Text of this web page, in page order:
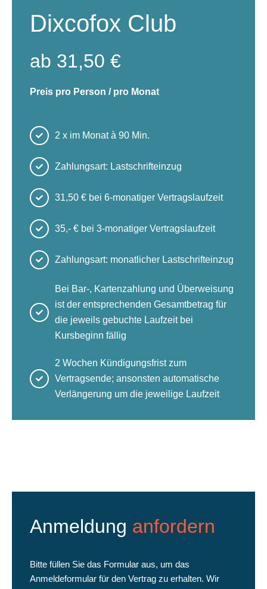
Dixcofox Club
ab 31,50 €
Preis pro Person / pro Monat
2 x im Monat à 90 Min.
Zahlungsart: Lastschrifteinzug
31,50 € bei 6-monatiger Vertragslaufzeit
35,- € bei 3-monatiger Vertragslaufzeit
Zahlungsart: monatlicher Lastschrifteinzug
Bei Bar-, Kartenzahlung und Überweisung
ist der entsprechenden Gesamtbetrag für
die jeweils gebuchte Laufzeit bei
Kursbeginn fällig
2 Wochen Kündigungsfrist zum
Vertragsende; ansonsten automatische
Verlängerung um die jeweilige Laufzeit
Anmeldung anfordern
Bitte füllen Sie das Formular aus, um das
Anmeldeformular für den Vertrag zu erhalten. Wir